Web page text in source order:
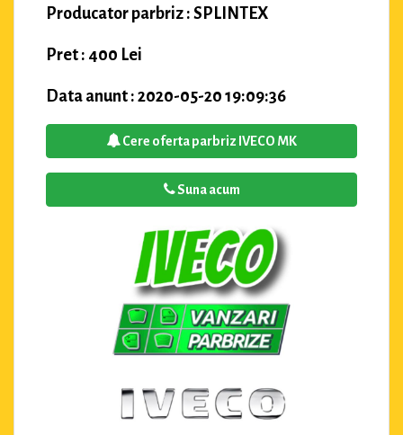
Producator parbriz : SPLINTEX
Pret : 400 Lei
Data anunt : 2020-05-20 19:09:36
Cere oferta parbriz IVECO MK
Suna acum